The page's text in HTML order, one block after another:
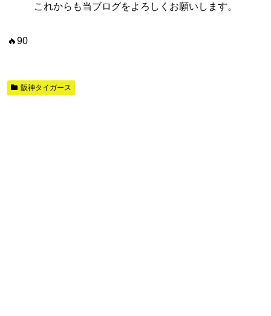
これからも当ブログをよろしくお願いします。
🔥90
阪神タイガース